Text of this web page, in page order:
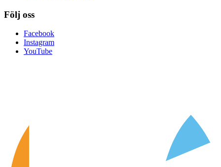
Följ oss
Facebook
Instagram
YouTube